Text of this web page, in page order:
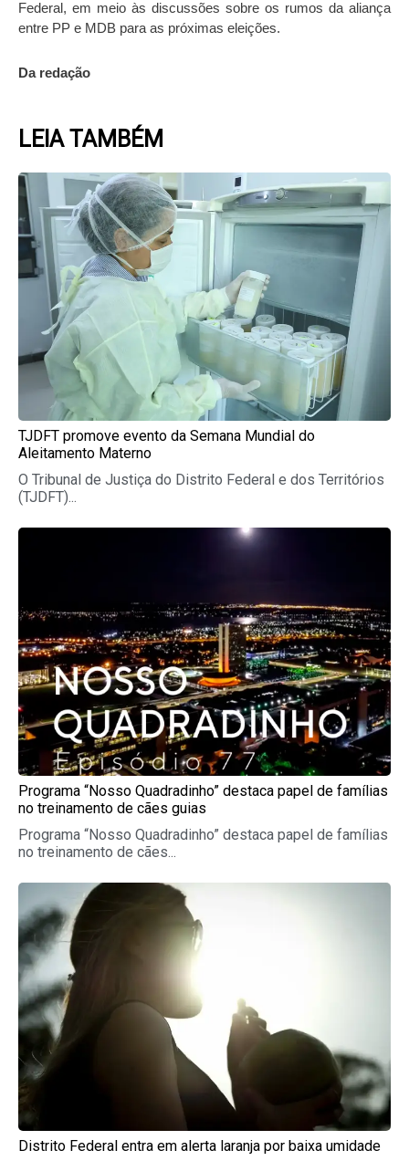
Federal, em meio às discussões sobre os rumos da aliança
entre PP e MDB para as próximas eleições.
Da redação
LEIA TAMBÉM
TJDFT promove evento da Semana Mundial do
Aleitamento Materno
O Tribunal de Justiça do Distrito Federal e dos Territórios
(TJDFT)...
Programa “Nosso Quadradinho” destaca papel de famílias
no treinamento de cães guias
Programa “Nosso Quadradinho” destaca papel de famílias
no treinamento de cães...
Distrito Federal entra em alerta laranja por baixa umidade
Page Page